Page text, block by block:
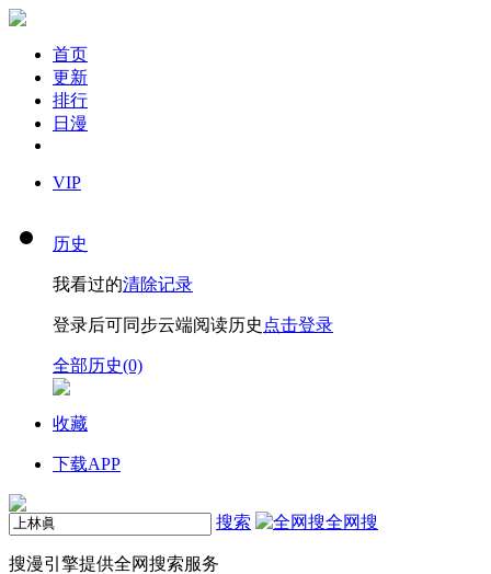
首页
更新
排行
日漫
VIP
历史
我看过的清除记录
登录后可同步云端阅读历史 点击登录
全部历史(0)
收藏
下载APP
搜索 全网搜
搜漫引擎提供全网搜索服务